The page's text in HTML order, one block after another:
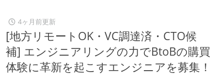
4ヶ月前更新
[地方リモートOK・VC調達済・CTO候
補] エンジニアリングの力でBtoBの購買
体験に革新を起こすエンジニアを募集！